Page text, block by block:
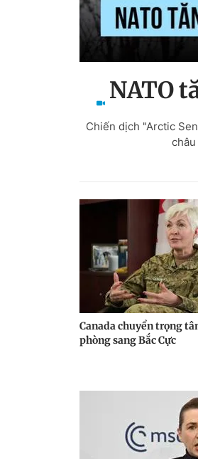
NATO
Chiến dịch "Arctic
Canada chuyển trọng
phòng sang Bắc Cực